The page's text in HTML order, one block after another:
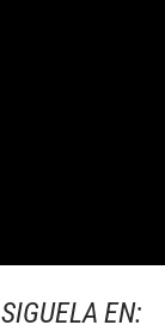
SIGUELA EN: